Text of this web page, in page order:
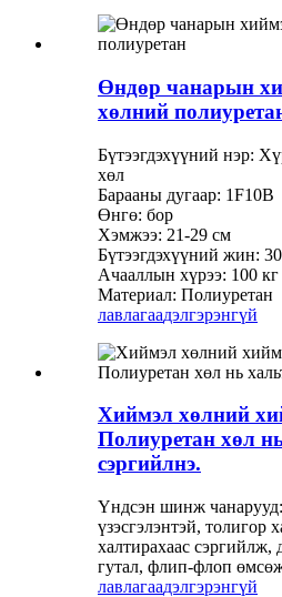
Өндөр чанарын
хөлний
Бүтээгдэхүүний нэр:
хөл
Барааны дугаар: 1F10B
Өнгө: бор
Хэмжээ: 21-29 см
Бүтээгдэхүүний жин:
Ачааллын хүрээ: 100 кг
Материал: Полиуретан
лавлагаадэлгэрэнгүй
Хиймэл хөлний
Полиуретан хөл
сэргийлнэ.
Үндсэн шинж
үзэсгэлэнтэй, толигор
халтирахаас сэргийлж,
гутал, флип-флоп
лавлагаадэлгэрэнгүй